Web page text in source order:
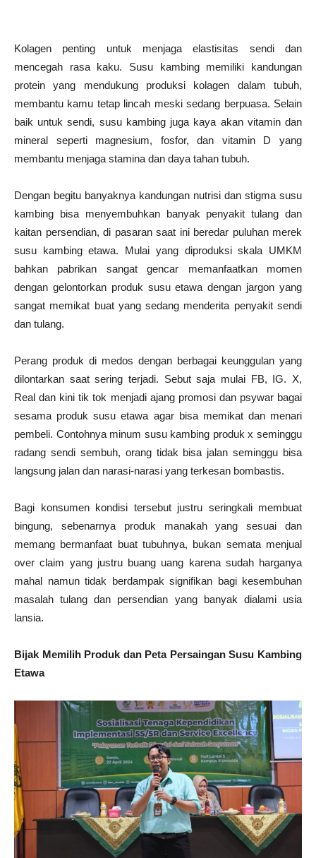
Kolagen penting untuk menjaga elastisitas sendi dan
mencegah rasa kaku. Susu kambing memiliki kandungan
protein yang mendukung produksi kolagen dalam tubuh,
membantu kamu tetap lincah meski sedang berpuasa. Selain
baik untuk sendi, susu kambing juga kaya akan vitamin dan
mineral seperti magnesium, fosfor, dan vitamin D yang
membantu menjaga stamina dan daya tahan tubuh.
Dengan begitu banyaknya kandungan nutrisi dan stigma susu
kambing bisa menyembuhkan banyak penyakit tulang dan
kaitan persendian, di pasaran saat ini beredar puluhan merek
susu kambing etawa. Mulai yang diproduksi skala UMKM
bahkan pabrikan sangat gencar memanfaatkan momen
dengan gelontorkan produk susu etawa dengan jargon yang
sangat memikat buat yang sedang menderita penyakit sendi
dan tulang.
Perang produk di medos dengan berbagai keunggulan yang
dilontarkan saat sering terjadi. Sebut saja mulai FB, IG. X,
Real dan kini tik tok menjadi ajang promosi dan psywar bagai
sesama produk susu etawa agar bisa memikat dan menari
pembeli. Contohnya minum susu kambing produk x seminggu
radang sendi sembuh, orang tidak bisa jalan seminggu bisa
langsung jalan dan narasi-narasi yang terkesan bombastis.
Bagi konsumen kondisi tersebut justru seringkali membuat
bingung, sebenarnya produk manakah yang sesuai dan
memang bermanfaat buat tubuhnya, bukan semata menjual
over claim yang justru buang uang karena sudah harganya
mahal namun tidak berdampak signifikan bagi kesembuhan
masalah tulang dan persendian yang banyak dialami usia
lansia.
Bijak Memilih Produk dan Peta Persaingan Susu Kambing
Etawa